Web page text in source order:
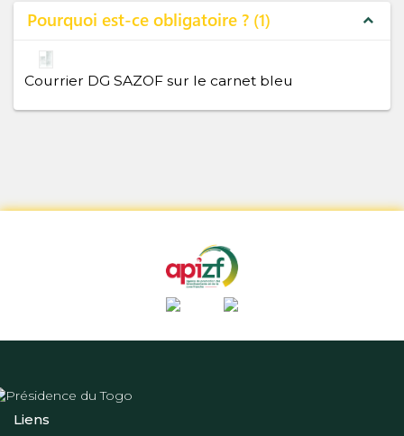
Pourquoi est-ce obligatoire ? 1 expand_less
Courrier DG SAZOF sur le carnet bleu
Liens